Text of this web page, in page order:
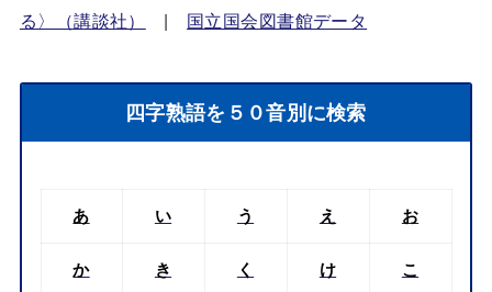
る〉（講談社）
| 国立国会図書館データ
四字熟語を５０音別に検索
あ い う え お
か き く け こ